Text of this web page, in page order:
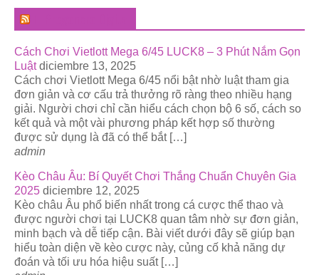
Cách Chơi Vietlott Mega 6/45 LUCK8 – 3 Phút Nắm Gọn
Luật diciembre 13, 2025
Cách chơi Vietlott Mega 6/45 nổi bật nhờ luật tham gia
đơn giản và cơ cấu trả thưởng rõ ràng theo nhiều hạng
giải. Người chơi chỉ cần hiểu cách chọn bộ 6 số, cách so
kết quả và một vài phương pháp kết hợp số thường
được sử dụng là đã có thể bắt […]
admin
Kèo Châu Âu: Bí Quyết Chơi Thắng Chuẩn Chuyên Gia
2025 diciembre 12, 2025
Kèo châu Âu phổ biến nhất trong cá cược thể thao và
được người chơi tại LUCK8 quan tâm nhờ sự đơn giản,
minh bạch và dễ tiếp cận. Bài viết dưới đây sẽ giúp bạn
hiểu toàn diện về kèo cược này, củng cố khả năng dự
đoán và tối ưu hóa hiệu suất […]